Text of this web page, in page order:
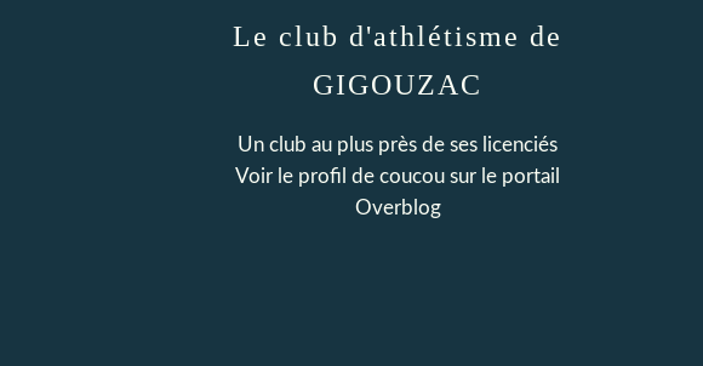
Le club d'athlétisme de
GIGOUZAC
Un club au plus près de ses licenciés
Voir le profil de coucou sur le portail
Overblog